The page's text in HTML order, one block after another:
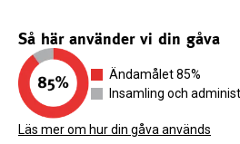
Så här använder vi din gåva
Ändamålet 85%
Insamling och
Läs mer om hur din gåva används